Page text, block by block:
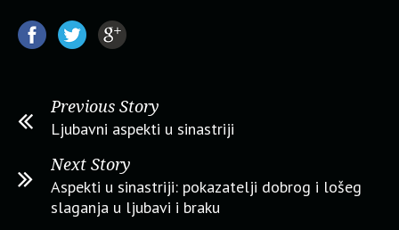
Previous Story
Ljubavni aspekti u sinastriji
Next Story
Aspekti u sinastriji: pokazatelji dobrog i lošeg
slaganja u ljubavi i braku